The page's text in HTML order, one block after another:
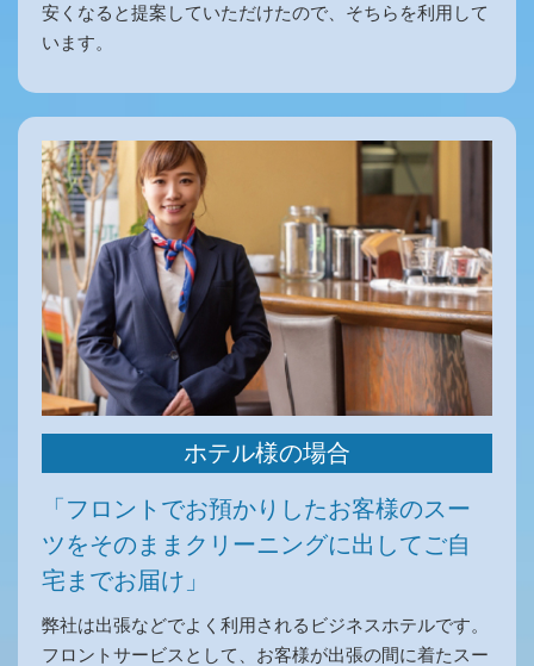
安くなると提案していただけたので、そちらを利用して
います。
ホテル様の場合
「フロントでお預かりしたお客様のスー
ツをそのままクリーニングに出してご自
宅までお届け」
弊社は出張などでよく利用されるビジネスホテルです。
フロントサービスとして、お客様が出張の間に着たスー